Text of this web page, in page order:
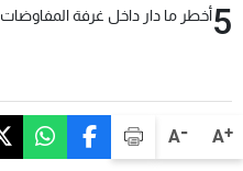
A+
A-
5أخطر ما دار داخل غرفة المفاوضات